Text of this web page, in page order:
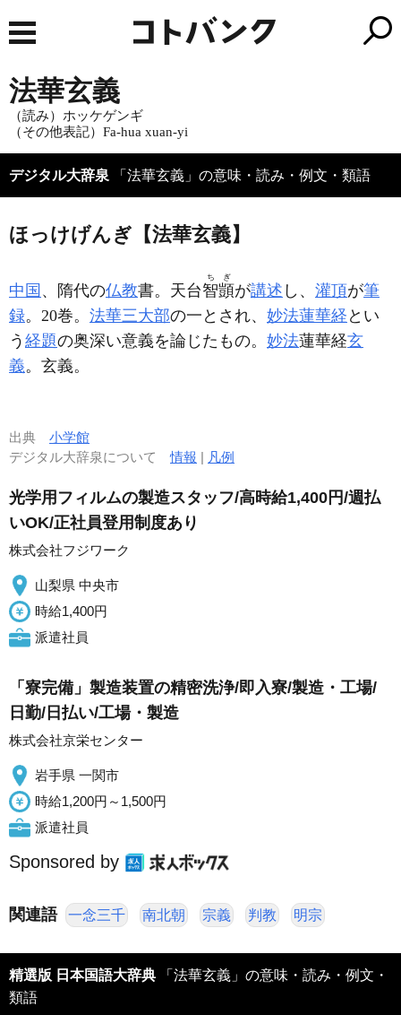
法華玄義
（読み）ホッケゲンギ
（その他表記）Fa-hua xuan-yi
デジタル大辞泉 「法華玄義」の意味・読み・例文・類語
ほっけげんぎ【法華玄義】
中国 、隋代の仏教書。天台智顗
ちぎ
が講述 し、 灌頂が筆
録。20巻。 法華三大部の一とされ、 妙法蓮華経 とい
う 経題の奥深い意義を論じたもの。 妙法蓮華経玄
義。玄義。
出典 小学館
デジタル大辞泉について情報 | 凡例
光学用フィルムの製造スタッフ/高時給1,400円/週払
いOK/正社員登用制度あり
株式会社フジワーク
山梨県 中央市
時給1,400円
派遣社員
「寮完備」製造装置の精密洗浄/即入寮/製造・工場/
日勤/日払い/工場・製造
株式会社京栄センター
岩手県 一関市
時給1,200円～1,500円
派遣社員
Sponsored by
関連語 一念三千 南北朝 宗義 判教 明宗
精選版 日本国語大辞典
類語